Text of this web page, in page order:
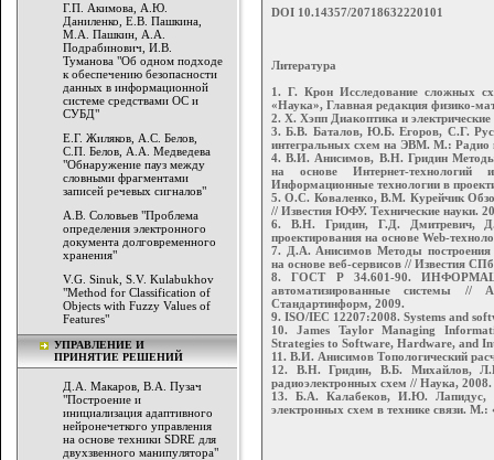
Г.П. Акимова, А.Ю.
Даниленко, Е.В. Пашкина,
М.А. Пашкин, А.А.
Подрабинович, И.В.
Туманова "Об одном подходе
к обеспечению безопасности
данных в информационной
системе средствами ОС и
СУБД"
Е.Г. Жиляков, А.С. Белов,
С.П. Белов, А.А. Медведева
"Обнаружение пауз между
словными фрагментами
записей речевых сигналов"
А.В. Соловьев "Проблема
определения электронного
документа долговременного
хранения"
V.G. Sinuk, S.V. Kulabukhov
"Method for Classification of
Objects with Fuzzy Values of
Features"
УПРАВЛЕНИЕ И
ПРИНЯТИЕ РЕШЕНИЙ
Д.А. Макаров, В.А. Пузач
"Построение и
инициализация адаптивного
нейронечеткого управления
на основе техники SDRE для
двухзвенного манипулятора"
DOI 10.14357/20718632220101
Литература
1. Г. Крон Исследование сложных
«Наука», Главная редакция физико-
2. Х. Хэпп Диакоптика и
3. Б.В. Баталов, Ю.Б. Егоров, С.Г.
интегральных схем на ЭВМ. М.: Радио
4. В.И. Анисимов, В.Н. Гридин Методы
на основе Интернет-
Информационные технологии в
5. О.С. Коваленко, В.М. Курейчик
// Известия ЮФУ. Технические науки.
6. В.Н. Гридин, Г.Д. Дмитревич,
проектирования на основе Web-
7. Д.А. Анисимов Методы построения
на основе веб-сервисов // Известия
8. ГОСТ Р 34.601-90.
автоматизированные системы //
Стандартинформ, 2009.
9. ISO/IEC 12207:2008. Systems and
10. James Taylor Managing
Strategies to Software, Hardware, and
11. В.И. Анисимов Топологический
12. В.Н. Гридин, В.Б. Михайлов, Л.Б.
радиоэлектронных схем // Наука, 2008.
13. Б.А. Калабеков, И.Ю. Лапидус,
электронных схем в технике связи. М.: